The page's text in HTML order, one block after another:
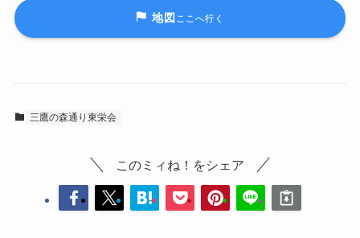
地図 ここへ行く
三鷹の森通り東栄会
このミィね！をシェア